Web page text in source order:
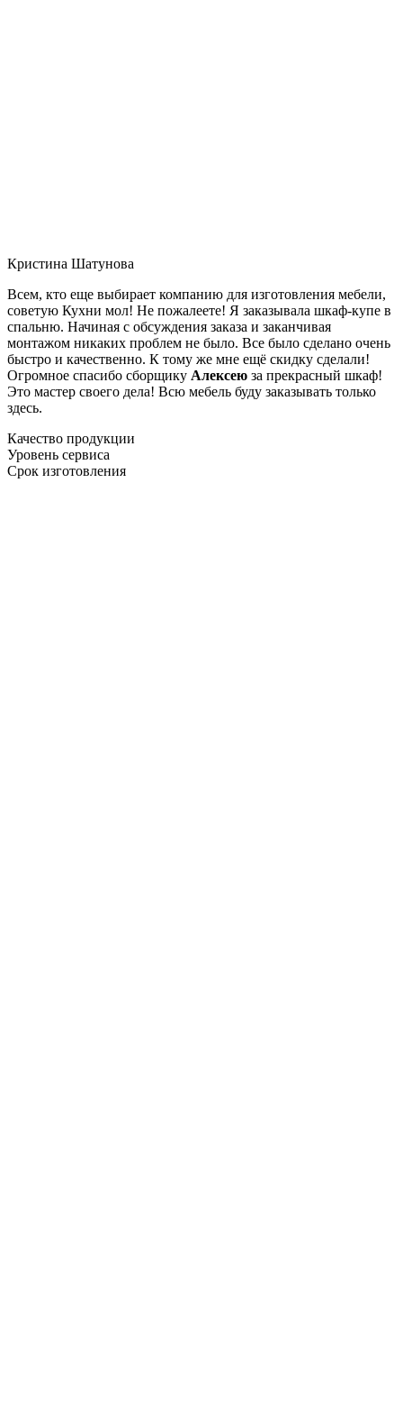
Кристина Шатунова
Всем, кто еще выбирает компанию для изготовления мебели,
советую Кухни мол! Не пожалеете! Я заказывала шкаф-купе в
спальню. Начиная с обсуждения заказа и заканчивая
монтажом никаких проблем не было. Все было сделано очень
быстро и качественно. К тому же мне ещё скидку сделали!
Огромное спасибо сборщику Алексею за прекрасный шкаф!
Это мастер своего дела! Всю мебель буду заказывать только
здесь.
Качество продукции
Уровень сервиса
Срок изготовления